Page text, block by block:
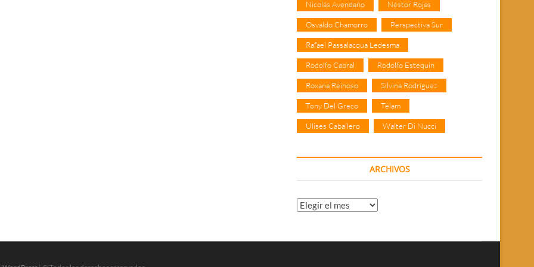
Nicolás Avendaño Néstor Rojas
Osvaldo Chamorro Perspectiva Sur
Rafael Passalacqua Ledesma
Rodolfo Cabral Rodolfo Estequin
Roxana Reinoso Silvina Rodríguez
Tony Del Greco Télam
Ulises Caballero Walter Di Nucci
ARCHIVOS
Archivos